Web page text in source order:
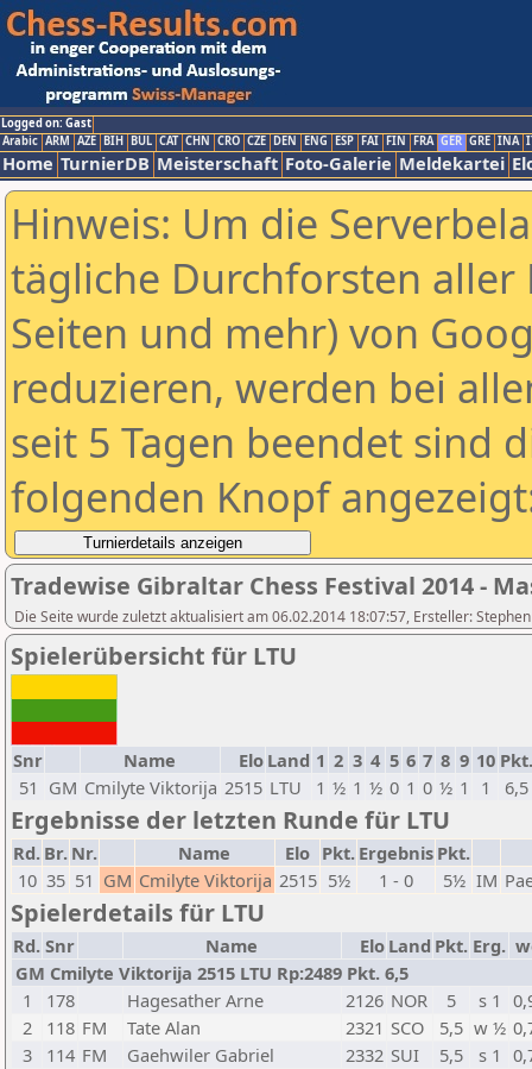
Logged on: Gast
Arabic ARM AZE BIH BUL CAT CHN CRO CZE DEN ENG ESP FAI FIN FRA GER GRE INA
Home TurnierDB Meisterschaft Foto-Galerie Meldekartei
Hinweis: Um die
tägliche Durchforsten aller
Seiten und mehr) von
reduzieren, werden bei
seit 5 Tagen beendet sind
folgenden Knopf
Tradewise Gibraltar Chess Festival 2014 -
Die Seite wurde zuletzt aktualisiert am 06.02.2014 18:07:57, Ersteller:
Spielerübersicht für LTU
Snr Name Elo Land 1 2 3 4 5 6 7 8 9 10 Pkt.
51 GM Cmilyte Viktorija 2515 LTU 1 ½ 1 ½ 0 1 0 ½ 1 1 6,5
Ergebnisse der letzten Runde für LTU
Rd. Br. Nr. Name Elo Pkt. Ergebnis Pkt.
10 35 51 GM Cmilyte Viktorija 2515 5½ 1 - 0 5½ IM
Spielerdetails für LTU
Rd. Snr Name Elo Land Pkt. Erg.
GM Cmilyte Viktorija 2515 LTU Rp:2489 Pkt. 6,5
1
178 Hagesather Arne 2126 NOR 5 s 1
2
118 FM Tate Alan 2321 SCO 5,5 w ½
3
114 FM Gaehwiler Gabriel 2332 SUI 5,5 s 1